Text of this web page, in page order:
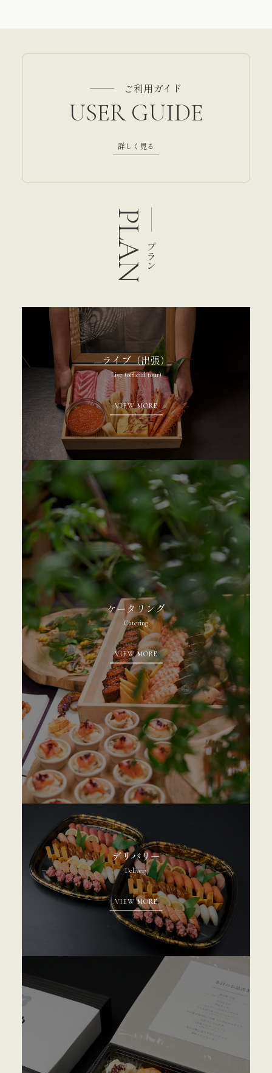
ご利用ガイド
USER GUIDE
詳しく見る
PLAN プラン
ライブ（出張）
Live (official tour)
VIEW MORE
ケータリング
Catering
VIEW MORE
デリバリー
Delivery
VIEW MORE